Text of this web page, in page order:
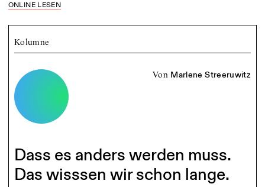
ONLINE LESEN
Kolumne
von Marlene Streeruwitz
Dass es anders werden muss.
Das wisssen wir schon lange.